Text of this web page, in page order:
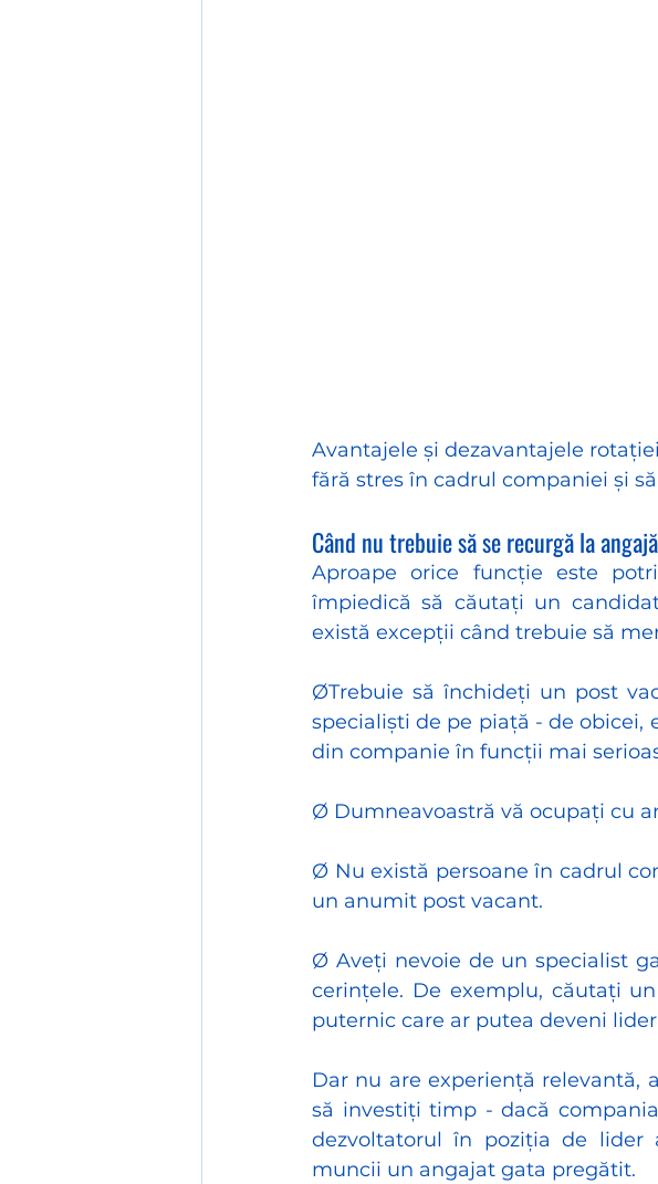
Avantajele și dezavantajele
fără stres în cadrul companiei și
Când nu trebuie să se recurgă la
Aproape orice funcție este
împiedică să căutați un
există excepții când trebuie să
ØTrebuie să închideți un post
specialiști de pe piață - de
din companie în funcții mai
Ø Dumneavoastră vă ocupați cu
Ø Nu există persoane în cadrul
un anumit post vacant.
Ø Aveți nevoie de un specialist
cerințele. De exemplu, căutați
puternic care ar putea deveni
Dar nu are experiență relevantă,
să investiți timp - dacă
dezvoltatorul în poziția de
muncii un angajat gata pregătit.